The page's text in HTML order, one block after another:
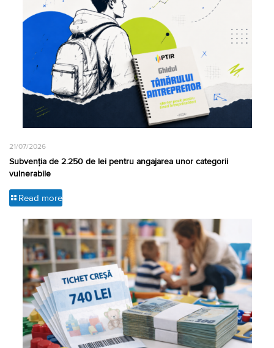
21/07/2026
Subvenția de 2.250 de lei pentru angajarea unor categorii
vulnerabile
Read more